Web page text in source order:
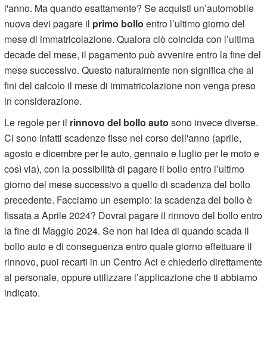
l'anno. Ma quando esattamente? Se acquisti un’automobile
nuova devi pagare il primo bollo entro l’ultimo giorno del
mese di immatricolazione. Qualora ciò coincida con l’ultima
decade del mese, il pagamento può avvenire entro la fine del
mese successivo. Questo naturalmente non significa che ai
fini del calcolo il mese di immatricolazione non venga preso
in considerazione.
Le regole per il rinnovo del bollo auto sono invece diverse.
Ci sono infatti scadenze fisse nel corso dell'anno (aprile,
agosto e dicembre per le auto, gennaio e luglio per le moto e
così via), con la possibilità di pagare il bollo entro l’ultimo
giorno del mese successivo a quello di scadenza del bollo
precedente. Facciamo un esempio: la scadenza del bollo è
fissata a Aprile 2024? Dovrai pagare il rinnovo del bollo entro
la fine di Maggio 2024. Se non hai idea di quando scada il
bollo auto e di conseguenza entro quale giorno effettuare il
rinnovo, puoi recarti in un Centro Aci e chiederlo direttamente
al personale, oppure utilizzare l’applicazione che ti abbiamo
indicato.